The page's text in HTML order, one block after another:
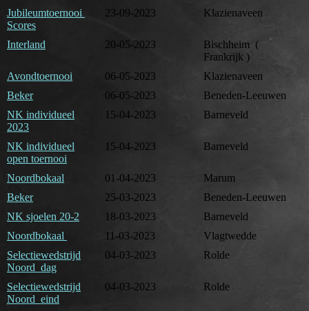
Jubileumtoernooi
Scores
23-09-2023 Klazienaveen
Interland 20-05-2023
Bischheim (
Frankrijk )
Avondtoernooi
06-05-2023
Klazienaveen
Beker
06-05-2023
Beneden-Leeuwen
NK individueel
2023
15-04-2023 Barneveld
NK individueel
open toernooi
15-04-2023 Barneveld
Noordbokaal 01-04-2023
Marum
Beker
25-03-2023
Beneden-Leeuwen
NK sjoelen 20-2
18-03-2023
Barneveld
Noordbokaal
11-03-2023
Vlagtwedde
Selectiewedstrijd
Noord dag
04-03-2023 Rolde
Selectiewedstrijd
Noord eind
04-03-2023 Rolde